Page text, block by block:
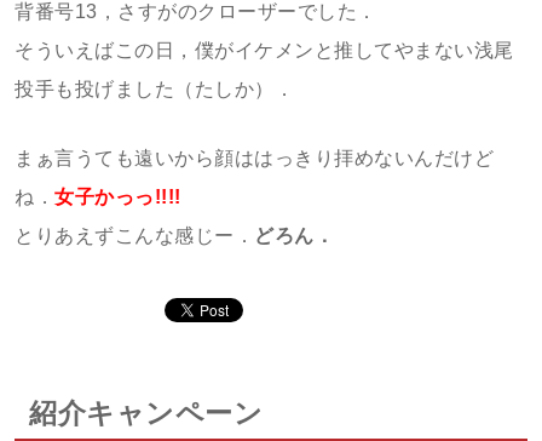
背番号13，さすがのクローザーでした．
そういえばこの日，僕がイケメンと推してやまない浅尾
投手も投げました（たしか）．
まぁ言うても遠いから顔ははっきり拝めないんだけど
ね． 女子かっっ!!!!
とりあえずこんな感じー． どろん．
紹介キャンペーン